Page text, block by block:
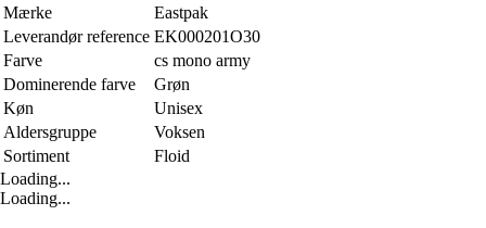
Mærke
Eastpak
Leverandør reference EK000201O30
Farve
cs mono army
Dominerende farve
Grøn
Køn
Unisex
Aldersgruppe
Voksen
Sortiment
Floid
Loading...
Loading...